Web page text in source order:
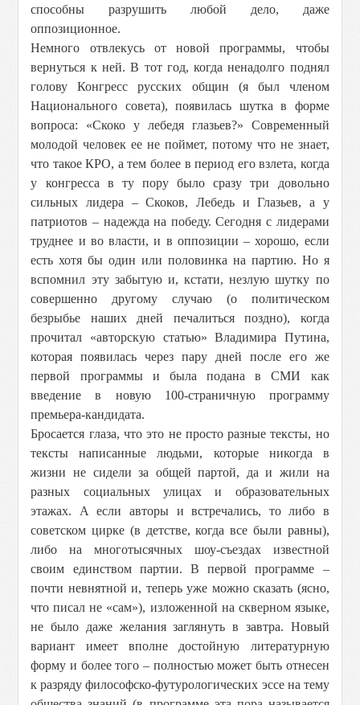
способны разрушить любой дело, даже
оппозиционное.
Немного отвлекусь от новой программы, чтобы
вернуться к ней. В тот год, когда ненадолго поднял
голову Конгресс русских общин (я был членом
Национального совета), появилась шутка в форме
вопроса: «Скоко у лебедя глазьев?» Современный
молодой человек ее не поймет, потому что не знает,
что такое КРО, а тем более в период его взлета, когда
у конгресса в ту пору было сразу три довольно
сильных лидера – Скоков, Лебедь и Глазьев, а у
патриотов – надежда на победу. Сегодня с лидерами
труднее и во власти, и в оппозиции – хорошо, если
есть хотя бы один или половинка на партию. Но я
вспомнил эту забытую и, кстати, незлую шутку по
совершенно другому случаю (о политическом
безрыбье наших дней печалиться поздно), когда
прочитал «авторскую статью» Владимира Путина,
которая появилась через пару дней после его же
первой программы и была подана в СМИ как
введение в новую 100-страничную программу
премьера-кандидата.
Бросается глаза, что это не просто разные тексты, но
тексты написанные людьми, которые никогда в
жизни не сидели за общей партой, да и жили на
разных социальных улицах и образовательных
этажах. А если авторы и встречались, то либо в
советском цирке (в детстве, когда все были равны),
либо на многотысячных шоу-съездах известной
своим единством партии. В первой программе –
почти невнятной и, теперь уже можно сказать (ясно,
что писал не «сам»), изложенной на скверном языке,
не было даже желания заглянуть в завтра. Новый
вариант имеет вполне достойную литературную
форму и более того – полностью может быть отнесен
к разряду философско-футурологических эссе на тему